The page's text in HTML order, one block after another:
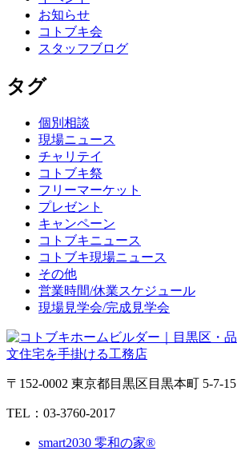
お知らせ
コトブキ会
スタッフブログ
タグ
個別相談
現場ニュース
チャリテイ
コトブキ祭
フリーマーケット
プレゼント
キャンペーン
コトブキニュース
コトブキ現場ニュース
その他
営業時間/休業スケジュール
現場見学会/完成見学会
〒152-0002 東京都目黒区目黒本町 5-7-15
TEL：03-3760-2017
smart2030 零和の家®